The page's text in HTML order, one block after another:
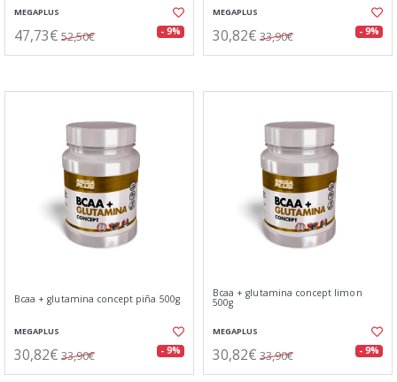
MEGAPLUS
47,73€ 52,50€ - 9%
MEGAPLUS
30,82€ 33,90€ - 9%
Bcaa + glutamina concept piña 500g
MEGAPLUS
30,82€ 33,90€ - 9%
Bcaa + glutamina concept limon
500g
MEGAPLUS
30,82€ 33,90€ - 9%